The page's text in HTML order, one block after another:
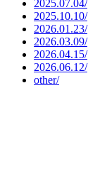
2025.07.04/
2025.10.10/
2026.01.23/
2026.03.09/
2026.04.15/
2026.06.12/
other/